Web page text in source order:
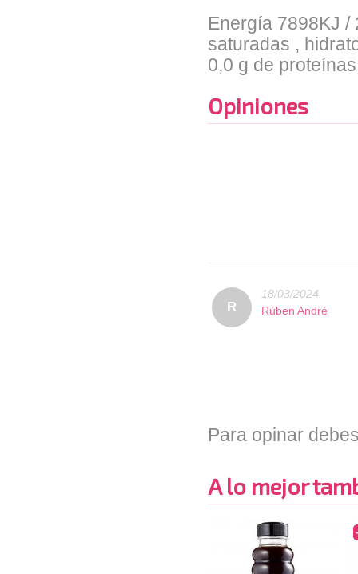
Energía 7898KJ /
saturadas ,
0,0 g de
Opiniones
R
18/03/2024
Rúben André
Para opinar
A lo mejor